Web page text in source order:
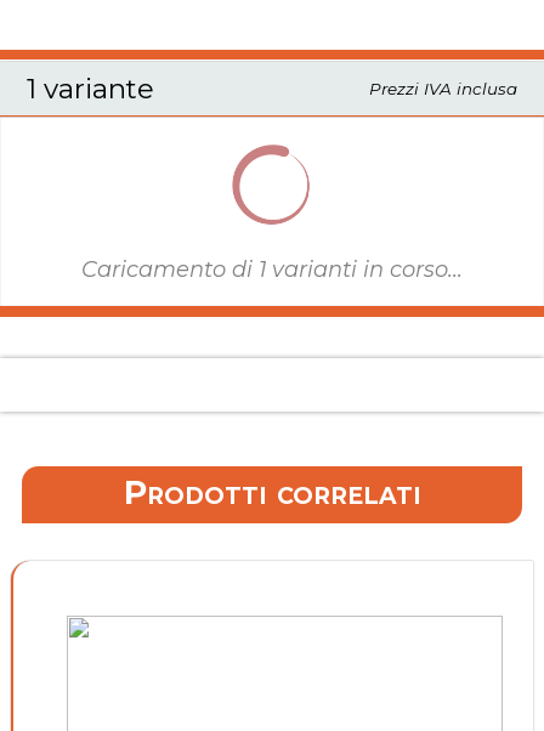
mm.200x195.
1 variante
Prezzi IVA inclusa
Caricamento di 1 varianti in corso...
Prodotti correlati